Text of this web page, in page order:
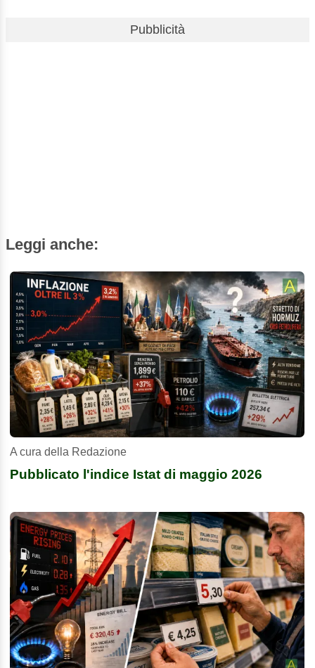
Pubblicità
Leggi anche:
A cura della Redazione
Pubblicato l'indice Istat di maggio 2026